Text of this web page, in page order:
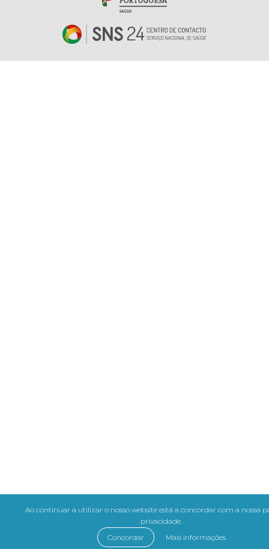
Ao continuar a utilizar o nosso website está a concordar com a nossa
privacidade.
Concordar
Mais informações